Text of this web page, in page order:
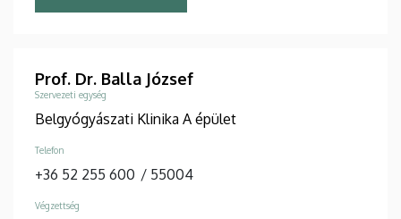
Prof. Dr. Balla József
Szervezeti egység
Belgyógyászati Klinika A épület
Telefon
+36 52 255 600 / 55004
Végzettség